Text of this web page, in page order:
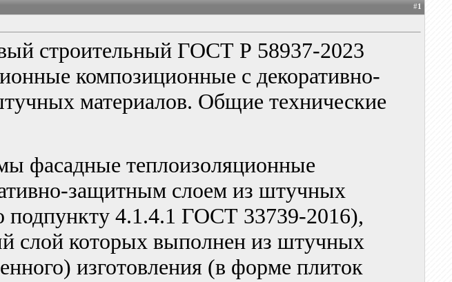
#1
строительный ГОСТ Р 58937-2023
композиционные с декоративно-
материалов. Общие технические
фасадные теплоизоляционные
защитным слоем из штучных
подпункту 4.1.4.1 ГОСТ 33739-2016),
слой которых выполнен из штучных
изготовления (в форме плиток